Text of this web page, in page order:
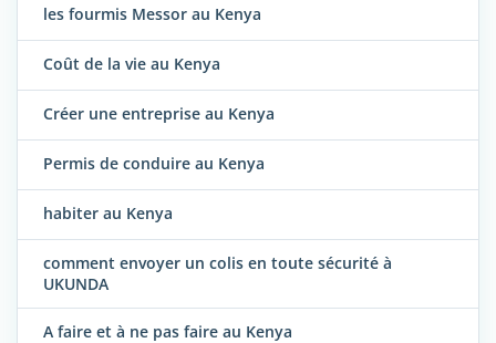
les fourmis Messor au Kenya
Coût de la vie au Kenya
Créer une entreprise au Kenya
Permis de conduire au Kenya
habiter au Kenya
comment envoyer un colis en toute sécurité à
UKUNDA
A faire et à ne pas faire au Kenya